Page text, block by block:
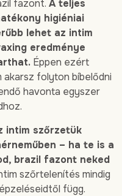
fazont. A teljes
higiéniai
lehet az intim
eredménye
Éppen ezért
akarsz folyton bíbelődni
havonta egyszer
intim szőrzetük
– ha te is a
brazil fazont neked
szőrtelenítés mindig
függ.